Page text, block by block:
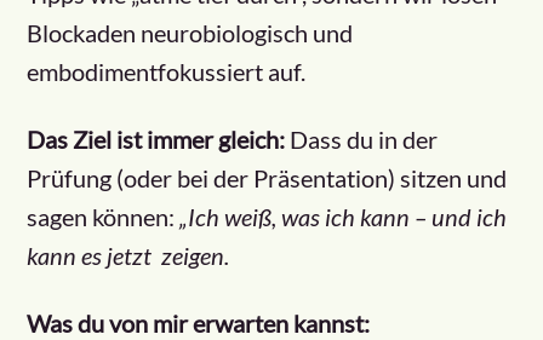
Blockaden neurobiologisch und
embodimentfokussiert auf.
Das Ziel ist immer gleich: Dass du in der
Prüfung (oder bei der Präsentation) sitzen und
sagen können:„Ich weiß, was ich kann – und ich
kann es jetzt zeigen.
Was du von mir erwarten kannst: